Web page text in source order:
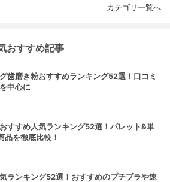
カテゴリ一覧へ
おすすめ記事
歯磨き粉おすすめランキング52選！口コミ
中心に
すすめ人気ランキング52選！パレット&単
品を徹底比較！
ランキング52選！おすすめのプチプラや速